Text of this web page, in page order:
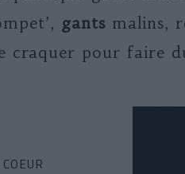
gantsmalins,
craquer pour faire